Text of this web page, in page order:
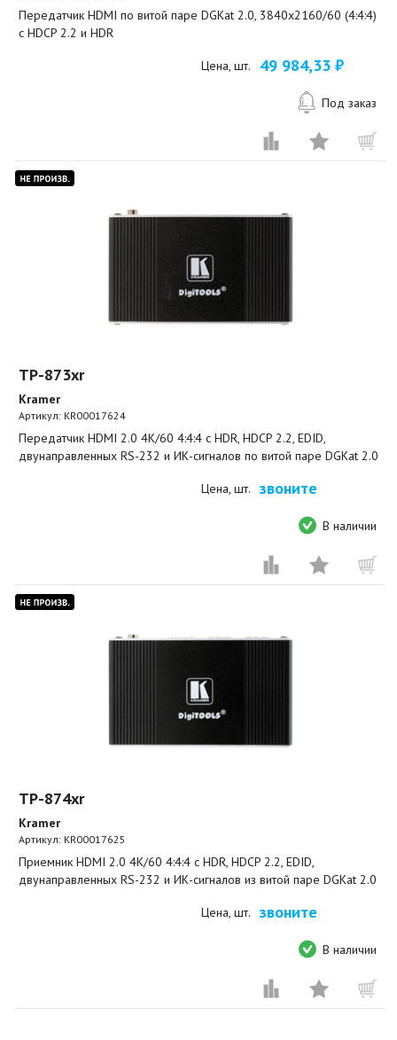
Передатчик HDMI по витой паре DGKat 2.0, 3840x2160/60 (4:4:4)
с HDCP 2.2 и HDR
Цена, шт. 49 984,33 ₽
Под заказ
TP-873xr
Kramer
Артикул: KR00017624
Передатчик HDMI 2.0 4K/60 4:4:4 с HDR, HDCP 2.2, EDID,
двунаправленных RS-232 и ИК-сигналов по витой паре DGKat 2.0
Цена, шт. звоните
В наличии
TP-874xr
Kramer
Артикул: KR00017625
Приемник HDMI 2.0 4K/60 4:4:4 с HDR, HDCP 2.2, EDID,
двунаправленных RS-232 и ИК-сигналов из витой паре DGKat 2.0
Цена, шт. звоните
В наличии